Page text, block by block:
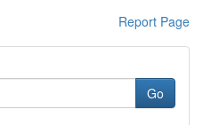
Report Page
Go